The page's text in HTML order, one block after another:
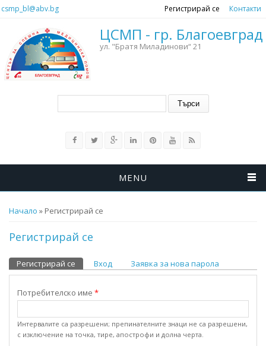
Премини към основното съдържание
csmp_bl@abv.bg Регистрирай се Контакти
ЦСМП - гр. Благоевград
ул. "Братя Миладинови“ 21
MENU
Вие сте тук
Начало » Регистрирай се
Регистрирай се
Primary tabs
Регистрирай се (активен раздел)
Вход Заявка за нова парола
Потребителско име *
Интервалите са разрешени; препинателните знаци не са разрешени,
с изключение на точка, тире, апострофи и долна черта.